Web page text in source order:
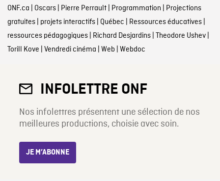
ONF.ca Oscars| Pierre Perrault| Programmation Projections
gratuites| projets interactifs| Québec Ressources éducatives|
ressources pédagogiques| Richard Desjardins| Theodore Ushev|
Torill Kove Vendredi cinéma Web Webdoc
INFOLETTRE ONF
Nos infolettres présentent une sélection de nos
meilleures productions, choisie avec soin.
JE M’ABONNE